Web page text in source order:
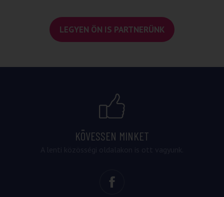
LEGYEN ÖN IS PARTNERÜNK
KÖVESSEN MINKET